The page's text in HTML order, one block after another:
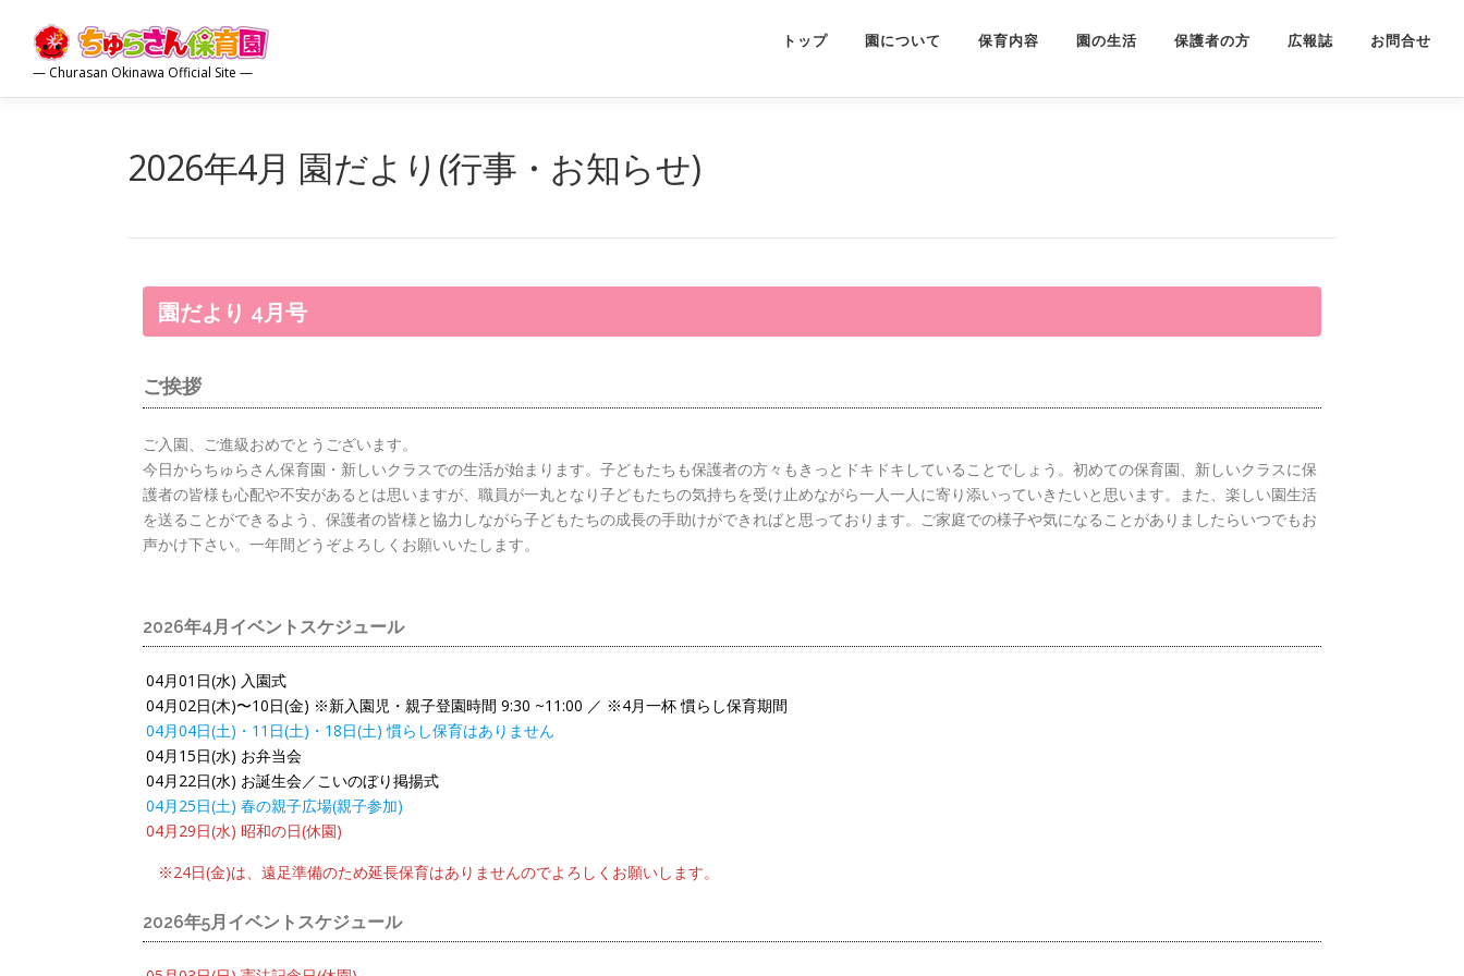
— Churasan Okinawa Official Site —
トップ 園について 保育内容 園の生活 保護者の方 広報誌 お問合せ
2026年4月 園だより(行事・お知らせ)
園だより 4月号
ご挨拶
ご入園、ご進級おめでとうございます。
今日からちゅらさん保育園・新しいクラスでの生活が始まります。子どもたちも保護者の方々もきっとドキドキしていることでしょう。初めての保育園、新しいクラスに保
護者の皆様も心配や不安があるとは思いますが、職員が一丸となり子どもたちの気持ちを受け止めながら一人一人に寄り添いっていきたいと思います。また、楽しい園生活
を送ることができるよう、保護者の皆様と協力しながら子どもたちの成長の手助けができればと思っております。ご家庭での様子や気になることがありましたらいつでもお
声かけ下さい。一年間どうぞよろしくお願いいたします。
2026年4月イベントスケジュール
04月01日(水) 入園式
04月02日(木)〜10日(金) ※新入園児・親子登園時間 9:30 ~11:00 ／ ※4月一杯 慣らし保育期間
04月04日(土)・11日(土)・18日(土) 慣らし保育はありません
04月15日(水) お弁当会
04月22日(水) お誕生会／こいのぼり掲揚式
04月25日(土) 春の親子広場(親子参加)
04月29日(水) 昭和の日(休園)
※24日(金)は、遠足準備のため延長保育はありませんのでよろしくお願いします。
2026年5月イベントスケジュール